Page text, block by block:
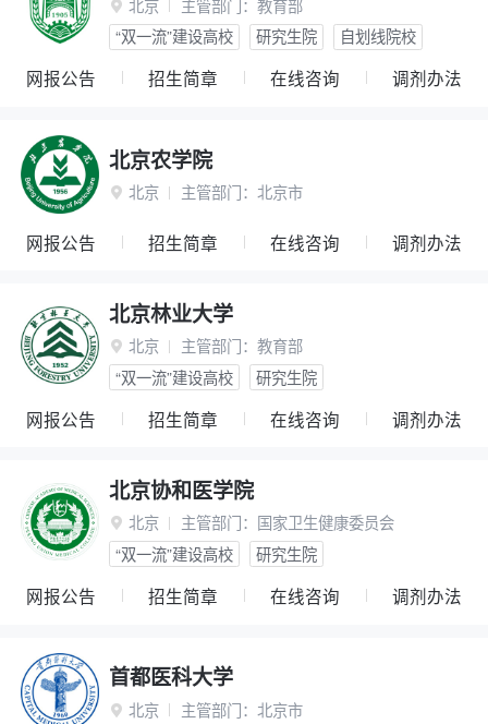
 北京 主管部门： 教育部
“双一流”建设高校
研究生院 自划线院校
网报公告 招生简章 在线咨询 调剂办法
北京农学院
 北京 主管部门： 北京市
网报公告 招生简章 在线咨询 调剂办法
北京林业大学
 北京 主管部门： 教育部
“双一流”建设高校
研究生院
网报公告 招生简章 在线咨询 调剂办法
北京协和医学院
 北京 主管部门： 国家卫生健康委员会
“双一流”建设高校
研究生院
网报公告 招生简章 在线咨询 调剂办法
首都医科大学
 北京 主管部门： 北京市